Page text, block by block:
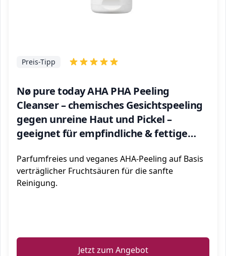
Nø pure today AHA PHA Peeling
Cleanser – chemisches Gesichtspeeling
gegen unreine Haut und Pickel –
geeignet für empfindliche & fettige
125 ml
Preis-Tipp
Parfumfreies und veganes AHA-Peeling auf Basis
verträglicher Fruchtsäuren für die sanfte
Reinigung.
Jetzt zum Angebot